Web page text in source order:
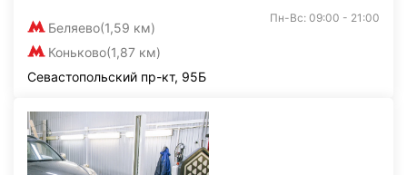
Беляево(1,59 км)
Коньково(1,87 км)
Пн-Вс: 09:00 - 21:00
Севастопольский пр-кт, 95Б